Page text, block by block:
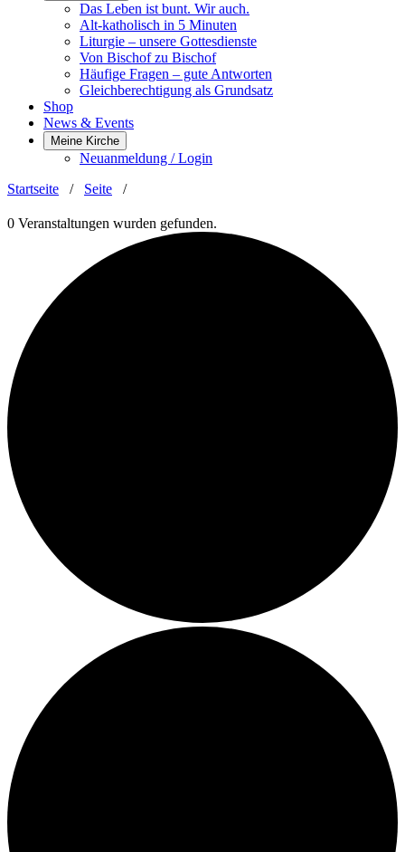
Das Leben ist bunt. Wir auch.
Alt-katholisch in 5 Minuten
Liturgie – unsere Gottesdienste
Von Bischof zu Bischof
Häufige Fragen – gute Antworten
Gleichberechtigung als Grundsatz
Shop
News & Events
Meine Kirche
Neuanmeldung / Login
Startseite / Seite /
0 Veranstaltungen wurden gefunden.